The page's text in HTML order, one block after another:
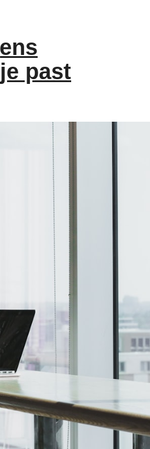
past